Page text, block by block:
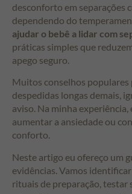
desconforto em separações
dependendo do
ajudar o bebê a lidar com
práticas simples que
apego seguro.
Muitos conselhos
despedidas longas demais,
aviso. Na minha
aumentar a ansiedade ou
conforto.
Neste artigo eu ofereço um
evidências. Vamos
rituais de preparação, testar